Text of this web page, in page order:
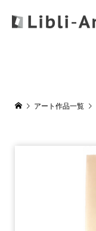
アート作品一覧